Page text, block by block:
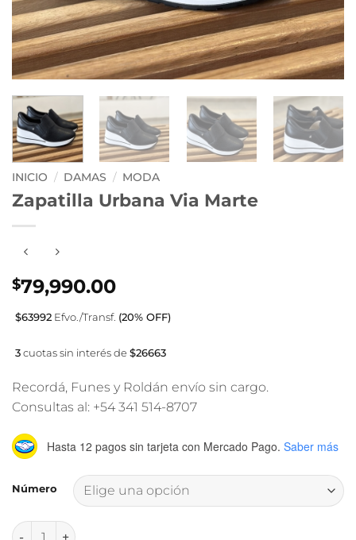
INICIO / DAMAS / MODA
Zapatilla Urbana Via Marte
$79,990.00
$63992 Efvo./Transf. (20% OFF)
3cuotas sin interés de $26663
Recordá, Funes y Roldán envío sin cargo.
Consultas al: +54 341 514-8707
Hasta 12 pagos sin tarjeta con Mercado Pago. Saber más
Número
Zapatilla Urbana Via Marte cantidad